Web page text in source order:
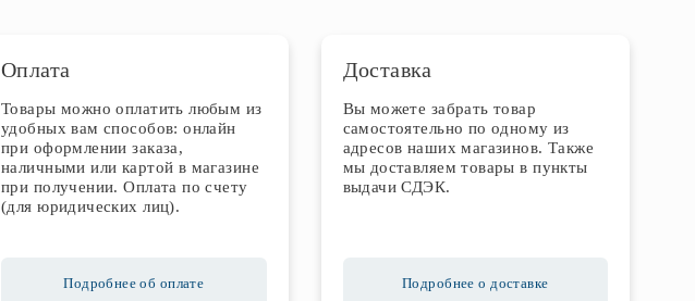
Оплата
Товары можно оплатить любым из
удобных вам способов: онлайн
при оформлении заказа,
наличными или картой в магазине
при получении. Оплата по счету
(для юридических лиц).
Подробнее об оплате
Доставка
Вы можете забрать товар
самостоятельно по одному из
адресов наших магазинов. Также
мы доставляем товары в пункты
выдачи СДЭК.
Подробнее о доставке